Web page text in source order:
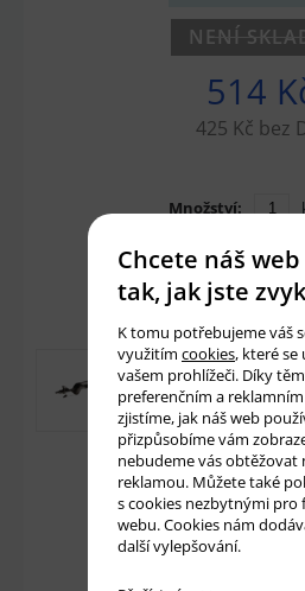
NENÍ
514
425 Kč bez
Množství:
Přidat do
Chcete náš
tak, jak jste
K tomu potřebujeme váš
využitím cookies, které se
vašem prohlížeči. Díky
preferenčním a
zjistíme, jak náš web
přizpůsobíme vám
nebudeme vás obtěžovat
reklamou. Můžete také
s cookies nezbytnými pro
webu. Cookies nám
další vylepšování.